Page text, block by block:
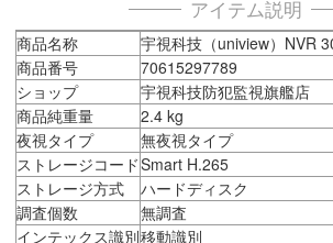
アイテム説明
商品名称
宇視科技（uniview）NVR
商品番号
70615297789
ショップ
宇視科技防犯監視旗艦店
商品純重量
2.4 kg
夜視タイプ
無夜視タイプ
ストレージコードSmart H.265
ストレージ方式
ハードディスク
調査個数
無調査
インテックス識別移動識別